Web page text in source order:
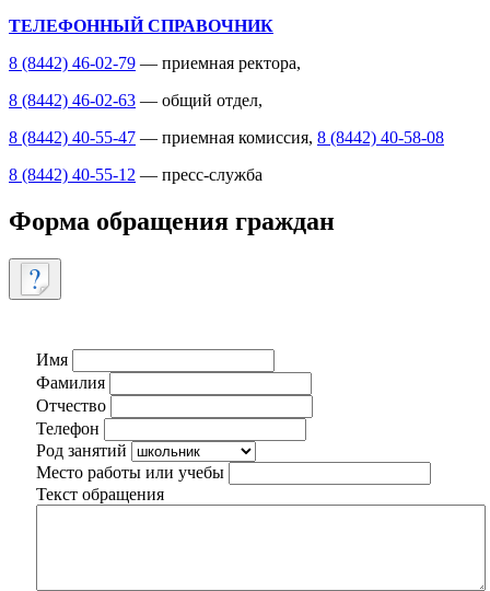
ТЕЛЕФОННЫЙ СПРАВОЧНИК
8 (8442) 46-02-79 — приемная ректора,
8 (8442) 46-02-63 — общий отдел,
8 (8442) 40-55-47 — приемная комиссия, 8 (8442) 40-58-08
8 (8442) 40-55-12 — пресс-служба
Форма обращения граждан
Имя
Фамилия
Отчество
Телефон
Род занятий
Место работы или учебы
Текст обращения